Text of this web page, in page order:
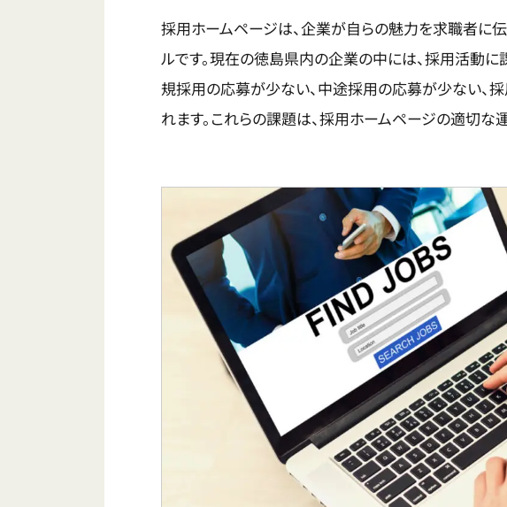
採用ホームページは、企業が自らの魅力を求職者に
ルです。現在の徳島県内の企業の中には、採用活動に
規採用の応募が少ない、中途採用の応募が少ない、
れます。これらの課題は、採用ホームページの適切な